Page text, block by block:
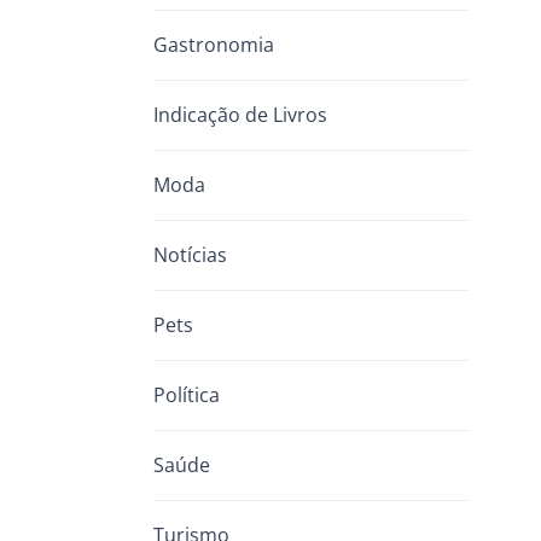
Gastronomia
Indicação de Livros
Moda
Notícias
Pets
Política
Saúde
Turismo